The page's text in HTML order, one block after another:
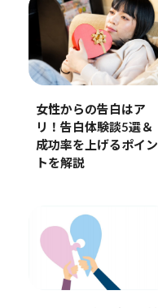
女性からの告白はア
リ！告白体験談5選＆
成功率を上げるポイン
トを解説